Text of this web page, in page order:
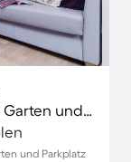
Voll ausgestattetes Apartment mit Garten und Grill
und Parkplatz